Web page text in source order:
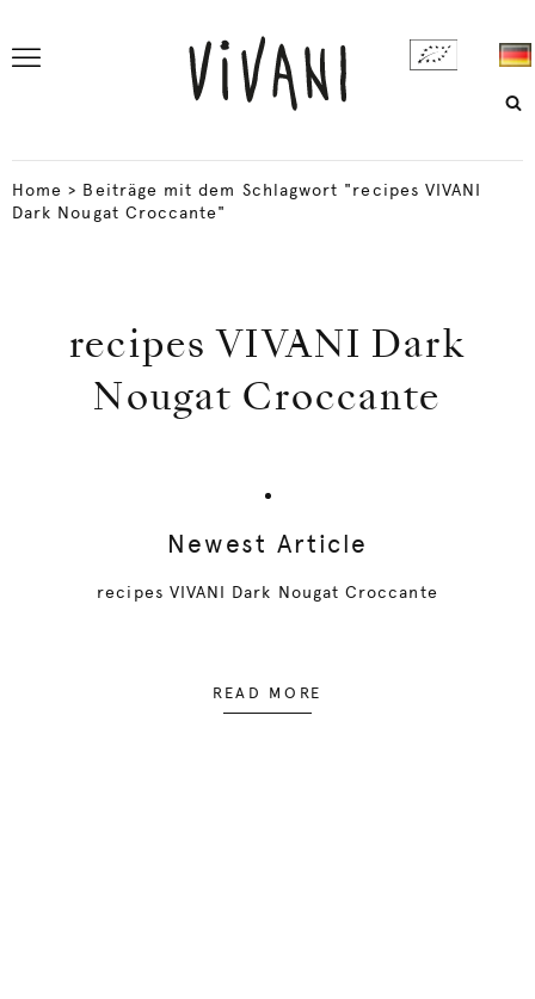
Home > Beiträge mit dem Schlagwort "recipes VIVANI
Dark Nougat Croccante"
recipes VIVANI Dark
Nougat Croccante
Newest Article
recipes VIVANI Dark Nougat Croccante
READ MORE